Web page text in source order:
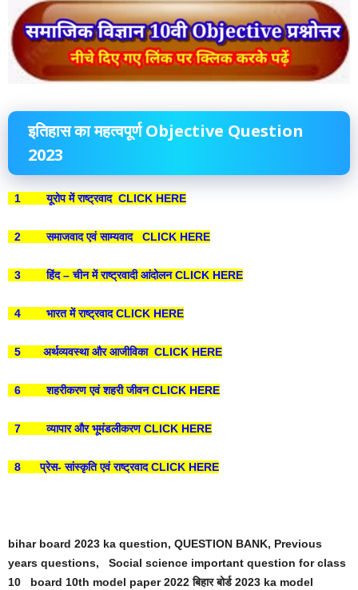
इतिहास का महत्वपूर्ण Objective Question
2023
1 यूरोप में राष्ट्रवाद CLICK HERE
2 समाजवाद एवं साम्यवाद CLICK HERE
3 हिंद – चीन में राष्ट्रवादी आंदोलन CLICK HERE
4 भारत में राष्ट्रवाद CLICK HERE
5 अर्थव्यवस्था और आजीविका CLICK HERE
6 शहरीकरण एवं शहरी जीवन CLICK HERE
7 व्यापार और भूमंडलीकरण CLICK HERE
8 प्रेस- सांस्कृति एवं राष्ट्रवाद CLICK HERE
bihar board 2023 ka question, QUESTION BANK, Previous
years questions, Social science important question for class
10 board 10th model paper 2022 बिहार बोर्ड 2023 ka model